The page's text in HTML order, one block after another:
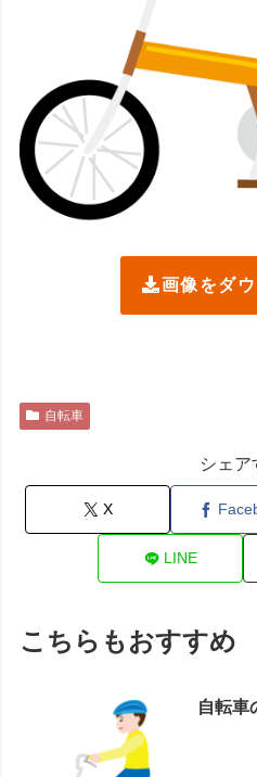
画像をダ
自転車
シェア
X
LINE
こちらもおすすめ
自転車